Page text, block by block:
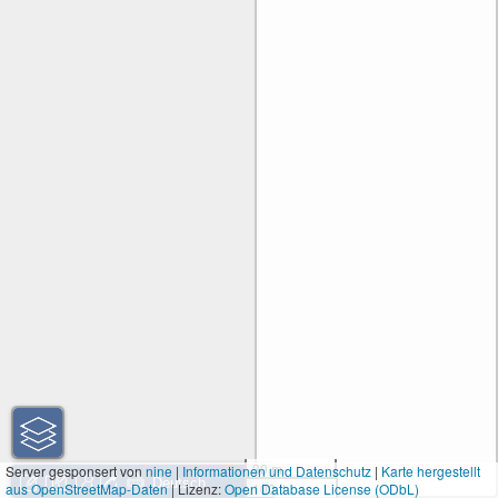
30 m
100 ft
Server gesponsert vonnine|Informationen und Datenschutz | Karte hergestellt
aus OpenStreetMap-Daten| Lizenz:Open Database License (ODbL)